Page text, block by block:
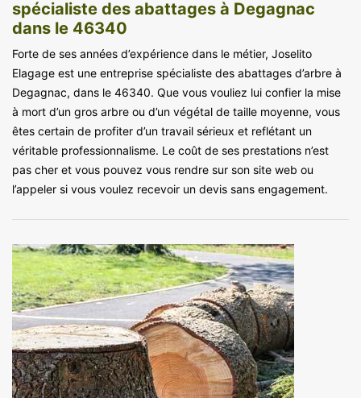
spécialiste des abattages à Degagnac
dans le 46340
Forte de ses années d’expérience dans le métier, Joselito
Elagage est une entreprise spécialiste des abattages d’arbre à
Degagnac, dans le 46340. Que vous vouliez lui confier la mise
à mort d’un gros arbre ou d’un végétal de taille moyenne, vous
êtes certain de profiter d’un travail sérieux et reflétant un
véritable professionnalisme. Le coût de ses prestations n’est
pas cher et vous pouvez vous rendre sur son site web ou
l’appeler si vous voulez recevoir un devis sans engagement.